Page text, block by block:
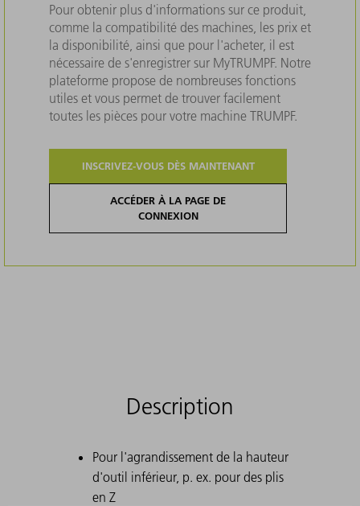
Pour obtenir plus d'informations sur ce produit,
comme la compatibilité des machines, les prix et
la disponibilité, ainsi que pour l'acheter, il est
nécessaire de s'enregistrer sur MyTRUMPF. Notre
plateforme propose de nombreuses fonctions
utiles et vous permet de trouver facilement
toutes les pièces pour votre machine TRUMPF.
INSCRIVEZ-VOUS DÈS MAINTENANT
ACCÉDER À LA PAGE DE
CONNEXION
Description
Pour l'agrandissement de la hauteur
d'outil inférieur, p. ex. pour des plis
en Z